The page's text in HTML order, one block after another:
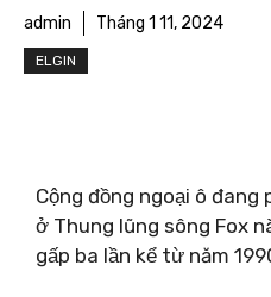
admin Tháng 1 11, 2024
ELGIN
Cộng đồng ngoại ô
ở Thung lũng sông Fox
gấp ba lần kể từ năm